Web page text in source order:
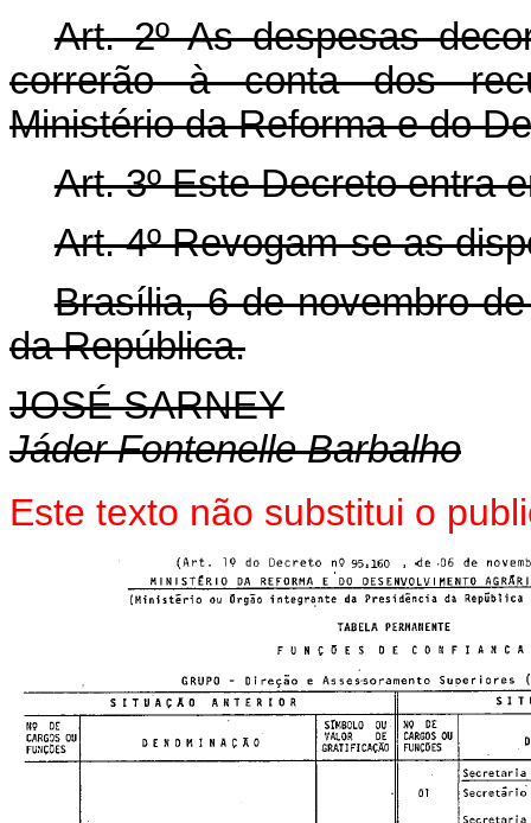
Art. 2º As despesas
correrão à conta dos
Ministério da Reforma e do
Art. 3º Este Decreto entra
Art. 4º Revogam-se as
Brasília, 6 de novembro
da República.
JOSÉ SARNEY
Jáder Fontenelle Barbalho
Este texto não substitui o